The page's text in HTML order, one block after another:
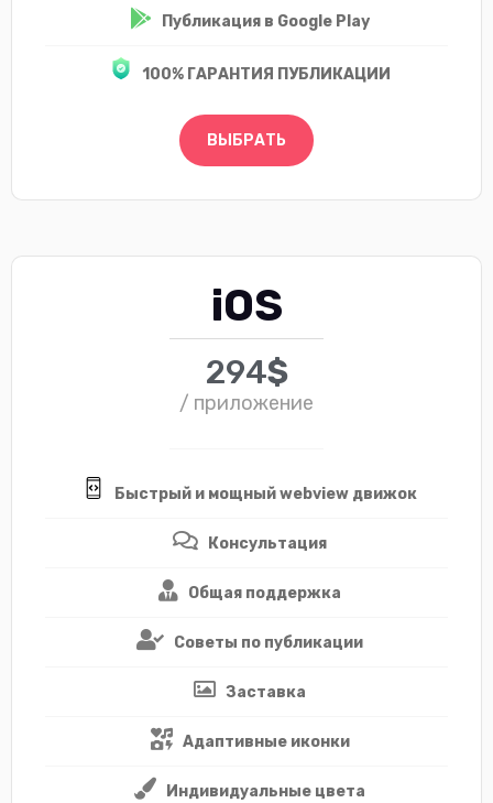
Публикация в Google Play
100% ГАРАНТИЯ ПУБЛИКАЦИИ
ВЫБРАТЬ
iOS
294$
/ приложение
Быстрый и мощный webview движок
Консультация
Общая поддержка
Советы по публикации
Заставка
Адаптивные иконки
Индивидуальные цвета